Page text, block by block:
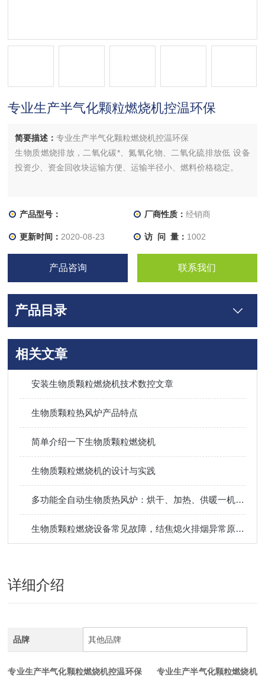
专业生产半气化颗粒燃烧机控温环保
简要描述：专业生产半气化颗粒燃烧机控温环保
生物质燃烧排放，二氧化碳*、氮氧化物、二氧化硫排放低 设备
投资少、资金回收块运输方便、运输半径小、燃料价格稳定。
产品型号： 厂商性质： 经销商
更新时间： 2020-08-23 访 问 量： 1002
产品咨询 联系我们
产品目录
相关文章
安装生物质颗粒燃烧机技术数控文章
生物质颗粒热风炉产品特点
简单介绍一下生物质颗粒燃烧机
生物质颗粒燃烧机的设计与实践
多功能全自动生物质热风炉：烘干、加热、供暖一机多用，提升生产效率
生物质颗粒燃烧设备常见故障，结焦熄火排烟异常原因排查维修方法
详细介绍
品牌 其他品牌
专业生产半气化颗粒燃烧机控温环保专业生产半气化颗粒燃烧机